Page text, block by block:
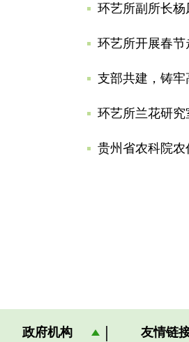
环艺所副所长
环艺所开展春
支部共建，铸牢
环艺所兰花研
贵州省农科院
政府机构 友情链